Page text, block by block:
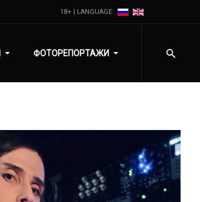
18+ | LANGUAGE:
ФОТОРЕПОРТАЖИ